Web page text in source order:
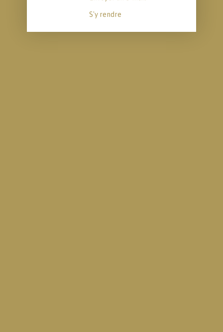
S'y rendre